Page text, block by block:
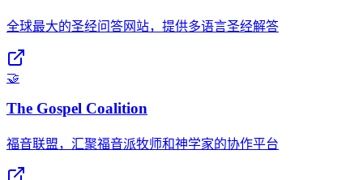
全球最大的圣经问答网站，提供多语言圣经解答
🤝
The Gospel Coalition
福音联盟，汇聚福音派牧师和神学家的协作平台